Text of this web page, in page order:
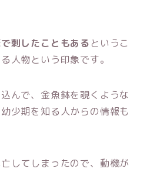
刺したこともある というこ
人物という印象です。
んで、金魚鉢を覗くような
少期を知る人からの情報も
してしまったので、動機が